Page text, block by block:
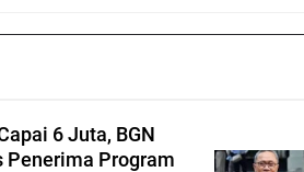
6 Juta, BGN
Penerima Program